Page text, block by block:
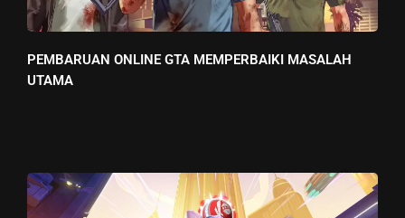
PEMBARUAN ONLINE GTA MEMPERBAIKI MASALAH
UTAMA